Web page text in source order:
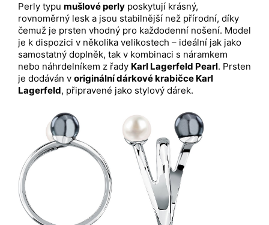
Perly typu mušlové perly poskytují krásný,
rovnoměrný lesk a jsou stabilnější než přírodní, díky
čemuž je prsten vhodný pro každodenní nošení. Model
je k dispozici v několika velikostech – ideální jak jako
samostatný doplněk, tak v kombinaci s náramkem
nebo náhrdelníkem z řady Karl Lagerfeld Pearl. Prsten
je dodáván v originální dárkové krabičce Karl
Lagerfeld, připravené jako stylový dárek.